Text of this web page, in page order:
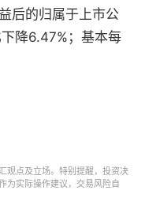
后的归属于上市公
降6.47%；基本每
观点及立场。特别提醒，投资决
为实际操作建议，交易风险自